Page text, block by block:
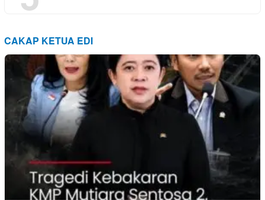
CAKAP KETUA EDI